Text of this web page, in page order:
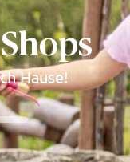
Hause!